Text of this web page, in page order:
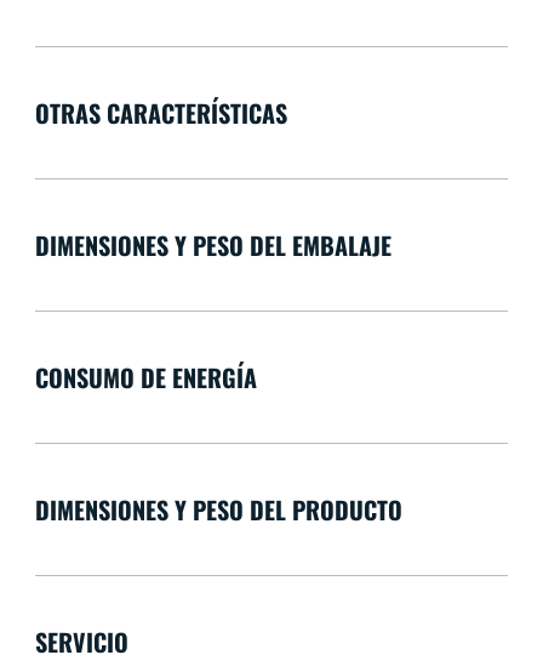
OTRAS CARACTERÍSTICAS
DIMENSIONES Y PESO DEL EMBALAJE
CONSUMO DE ENERGÍA
DIMENSIONES Y PESO DEL PRODUCTO
SERVICIO